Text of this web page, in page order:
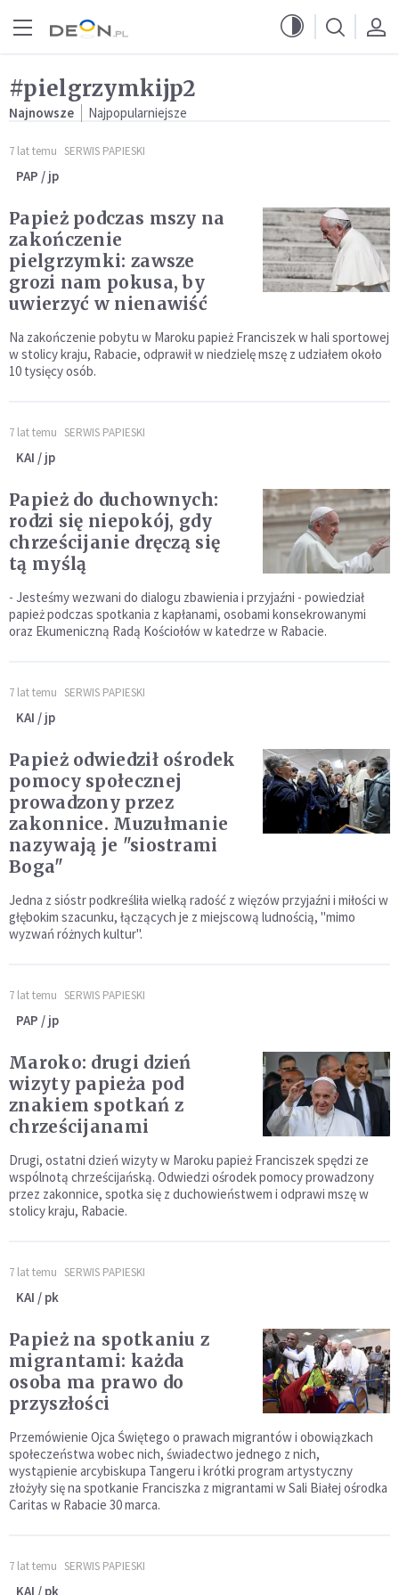
#pielgrzymkijp2
Najnowsze Najpopularniejsze
7 lat temu SERWIS PAPIESKI
PAP / jp
Papież podczas mszy na
zakończenie
pielgrzymki: zawsze
grozi nam pokusa, by
uwierzyć w nienawiść
Na zakończenie pobytu w Maroku papież Franciszek w hali sportowej
w stolicy kraju, Rabacie, odprawił w niedzielę mszę z udziałem około
10 tysięcy osób.
7 lat temu SERWIS PAPIESKI
KAI / jp
Papież do duchownych:
rodzi się niepokój, gdy
chrześcijanie dręczą się
tą myślą
- Jesteśmy wezwani do dialogu zbawienia i przyjaźni - powiedział
papież podczas spotkania z kapłanami, osobami konsekrowanymi
oraz Ekumeniczną Radą Kościołów w katedrze w Rabacie.
7 lat temu SERWIS PAPIESKI
KAI / jp
Papież odwiedził ośrodek
pomocy społecznej
prowadzony przez
zakonnice. Muzułmanie
nazywają je "siostrami
Boga"
Jedna z sióstr podkreśliła wielką radość z więzów przyjaźni i miłości w
głębokim szacunku, łączących je z miejscową ludnością, "mimo
wyzwań różnych kultur".
7 lat temu SERWIS PAPIESKI
PAP / jp
Maroko: drugi dzień
wizyty papieża pod
znakiem spotkań z
chrześcijanami
Drugi, ostatni dzień wizyty w Maroku papież Franciszek spędzi ze
wspólnotą chrześcijańską. Odwiedzi ośrodek pomocy prowadzony
przez zakonnice, spotka się z duchowieństwem i odprawi mszę w
stolicy kraju, Rabacie.
7 lat temu SERWIS PAPIESKI
KAI / pk
Papież na spotkaniu z
migrantami: każda
osoba ma prawo do
przyszłości
Przemówienie Ojca Świętego o prawach migrantów i obowiązkach
społeczeństwa wobec nich, świadectwo jednego z nich,
wystąpienie arcybiskupa Tangeru i krótki program artystyczny
złożyły się na spotkanie Franciszka z migrantami w Sali Białej ośrodka
Caritas w Rabacie 30 marca.
7 lat temu SERWIS PAPIESKI
KAI / pk